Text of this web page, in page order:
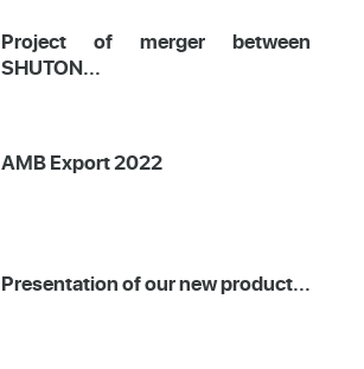
Project of merger between
SHUTON...
AMB Export 2022
Presentation of our new product...